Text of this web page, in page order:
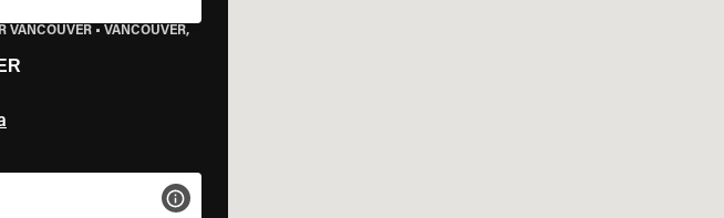
VANCOUVER• VANCOUVER,
DE LA MOTO VER ESPECIFICACIONES DE LA MOTO